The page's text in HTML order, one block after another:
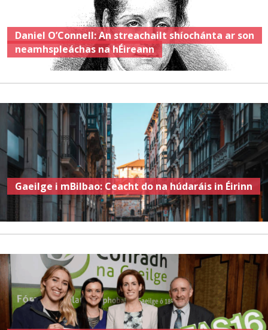
Daniel O’Connell: An streachailt shíochánta ar son
neamhspleáchas na hÉireann
Gaeilge i mBilbao: Ceacht do na húdaráis in Éirinn